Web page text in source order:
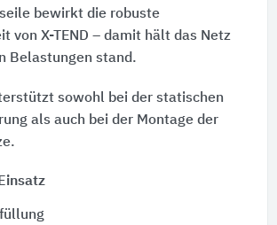
bewirkt die robuste
von X-TEND – damit hält das Netz
Belastungen stand.
sowohl bei der statischen
als auch bei der Montage der